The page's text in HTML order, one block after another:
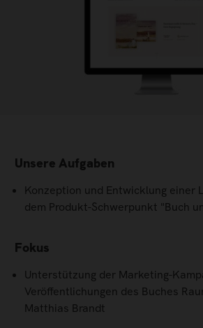
Unsere Aufgaben
Konzeption und Entwicklung einer
dem Produkt-Schwerpunkt "Buch
Fokus
Unterstützung der Marketing-
Veröffentlichungen des Buches
Matthias Brandt